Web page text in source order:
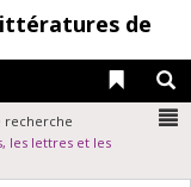
de
Liens
recherche
les lettres et les